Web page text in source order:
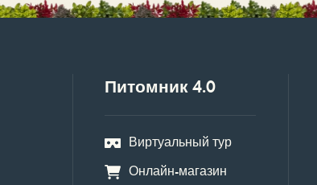
Питомник 4.0
Виртуальный тур
Онлайн-магазин